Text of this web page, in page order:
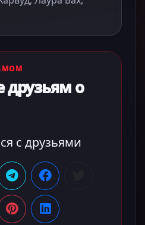
друзьям о
с друзьями